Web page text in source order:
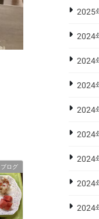
ブログ
2025
2024
2024
2024
2024
2024
2024
2024
2024